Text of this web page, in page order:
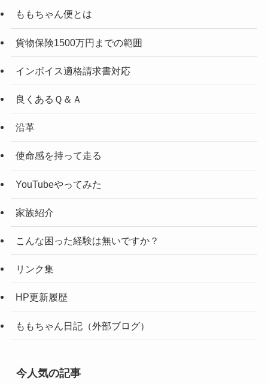
ももちゃん便とは
貨物保険1500万円までの範囲
インボイス適格請求書対応
良くあるＱ＆Ａ
沿革
使命感を持って走る
YouTubeやってみた
家族紹介
こんな困った経験は無いですか？
リンク集
HP更新履歴
ももちゃん日記（外部ブログ）
今人気の記事